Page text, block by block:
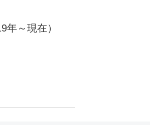
～現在）